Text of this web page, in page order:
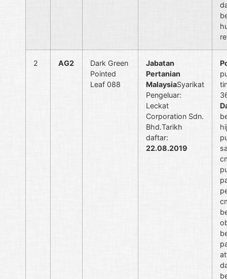
2 AG2
Dark Green
Pointed
Leaf 088
Jabatan
Pertanian
MalaysiaSyarikat
Pengeluar:
Leckat
Corporation Sdn.
Bhd.Tarikh
daftar:
22.08.2019